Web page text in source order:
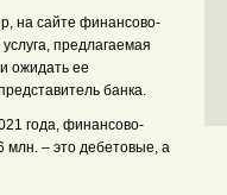
на сайте финансово-
услуга, предлагаемая
ожидать ее
банка.
года, финансово-
млн. – это дебетовые, а